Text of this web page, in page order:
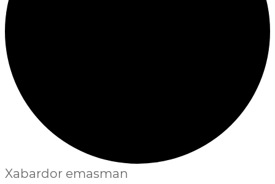
Xabardor emasman